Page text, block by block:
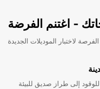
- اغتنم الفرضة
الفرصة لاختبار الموديلات الجديدة
إلى طراز صديق للبيئة